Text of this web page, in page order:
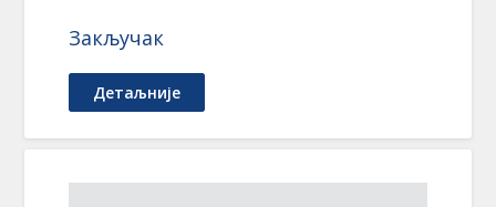
Закључак
Детаљније